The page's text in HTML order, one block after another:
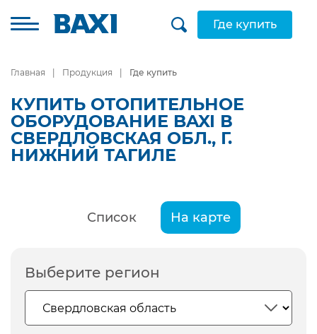
Где купить
Главная Продукция Где купить
КУПИТЬ ОТОПИТЕЛЬНОЕ
ОБОРУДОВАНИЕ BAXI В
СВЕРДЛОВСКАЯ ОБЛ., Г.
НИЖНИЙ ТАГИЛЕ
Список На карте
Выберите регион